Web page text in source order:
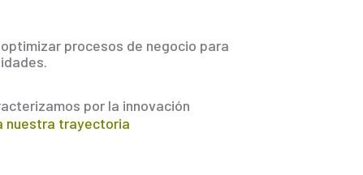
procesos de negocio para
por la innovación
nuestra trayectoria